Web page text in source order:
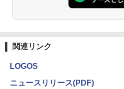
関連リンク
LOGOS
ニュースリリース(PDF)